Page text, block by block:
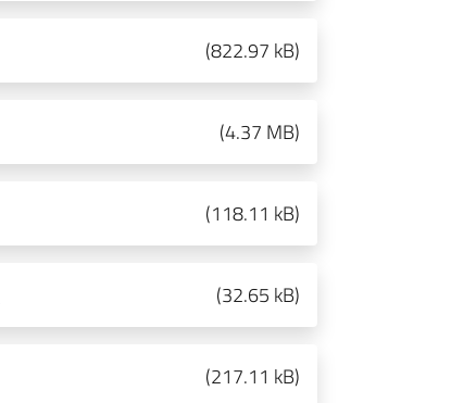
(822.97 kB)
(4.37 MB)
(118.11 kB)
(32.65 kB)
(217.11 kB)